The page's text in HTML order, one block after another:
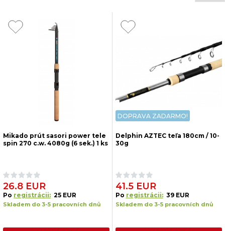
Mikado prút sasori power tele
spin 270 c.w. 4080g (6 sek.) 1 ks
26.8 EUR
Po registrácii: 25 EUR
Skladem do 3-5 pracovních dnů
DOPRAVA ZADARMO!
Delphin AZTEC teľa 180cm / 10-
30g
41.5 EUR
Po registrácii: 39 EUR
Skladem do 3-5 pracovních dnů